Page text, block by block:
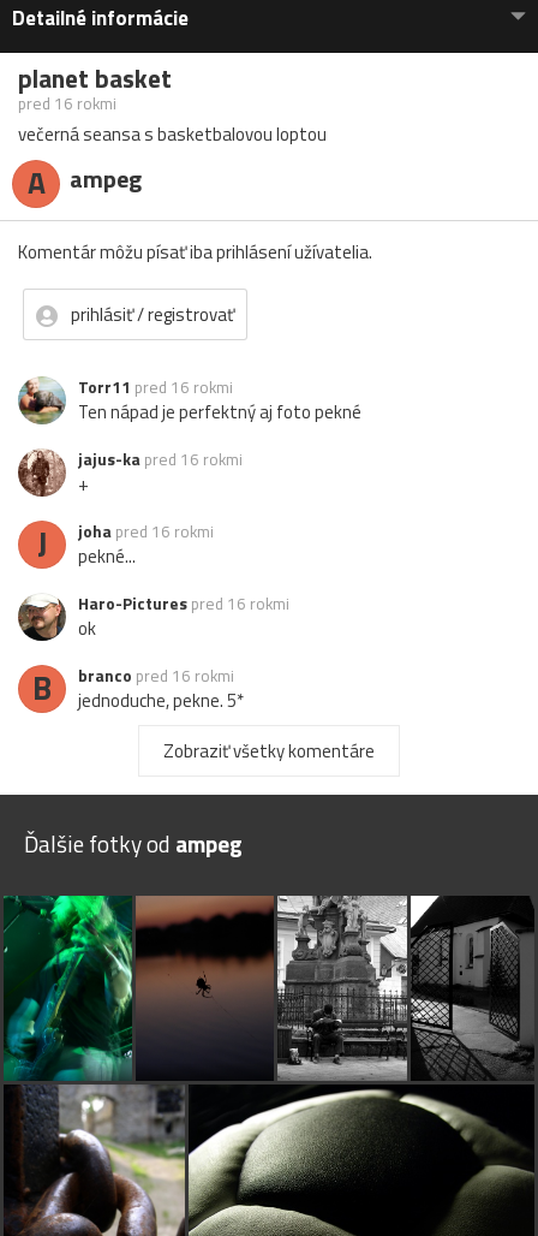
Detailné informácie
planet basket
pred 16 rokmi
večerná seansa s basketbalovou loptou
A ampeg
Komentár môžu písať iba prihlásení užívatelia.
prihlásiť / registrovať
Torr11 pred 16 rokmi
Ten nápad je perfektný aj foto pekné
jajus-ka pred 16 rokmi
+
J joha pred 16 rokmi
pekné...
Haro-Pictures pred 16 rokmi
ok
B branco pred 16 rokmi
jednoduche, pekne. 5*
pred 16 rokmi
skvela fotografia..
Zobraziť všetky komentáre
Ďalšie fotky od ampeg